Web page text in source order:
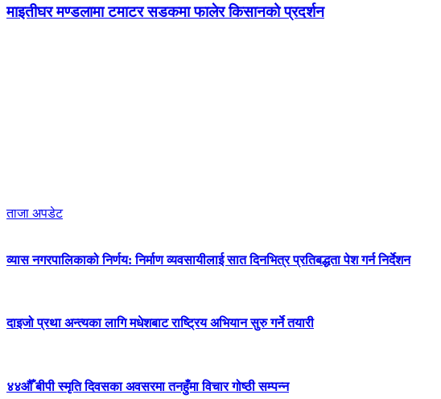
माइतीघर मण्डलामा टमाटर सडकमा फालेर किसानको प्रदर्शन
ताजा अपडेट
व्यास नगरपालिकाको निर्णय: निर्माण व्यवसायीलाई सात दिनभित्र प्रतिबद्धता पेश गर्न निर्देशन
दाइजो प्रथा अन्त्यका लागि मधेशबाट राष्ट्रिय अभियान सुरु गर्ने तयारी
४४औँ बीपी स्मृति दिवसका अवसरमा तनहुँमा विचार गोष्ठी सम्पन्न